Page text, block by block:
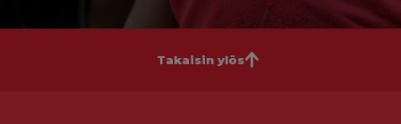
Takaisin ylös